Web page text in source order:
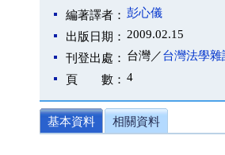
編著譯者： 彭心儀
出版日期： 2009.02.15
刊登出處： 台灣／台灣法學雜
頁 數： 4
基本資料 相關資料